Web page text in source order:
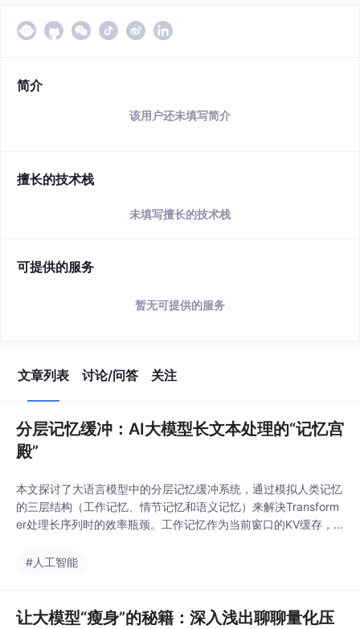
简介
该用户还未填写简介
擅长的技术栈
未填写擅长的技术栈
可提供的服务
暂无可提供的服务
文章列表 讨论/问答 关注
分层记忆缓冲：AI大模型长文本处理的“记忆宫
殿”
本文探讨了大语言模型中的分层记忆缓冲系统，通过模拟人类记忆
的三层结构（工作记忆、情节记忆和语义记忆）来解决Transform
er处理长序列时的效率瓶颈。工作记忆作为当前窗口的KV缓存，
压缩则生成固定长度的摘要向量传递上下文。文章不仅提供了理论
#人工智能
让大模型“瘦身”的秘籍：深入浅出聊聊量化压